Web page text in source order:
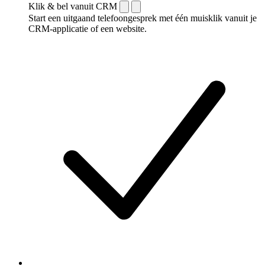
Klik & bel vanuit CRM
Start een uitgaand telefoongesprek met één muisklik vanuit je
CRM-applicatie of een website.